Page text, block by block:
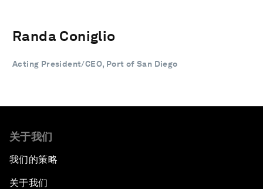
Randa Coniglio
Acting President/CEO, Port of San Diego
关于我们
我们的策略
关于我们